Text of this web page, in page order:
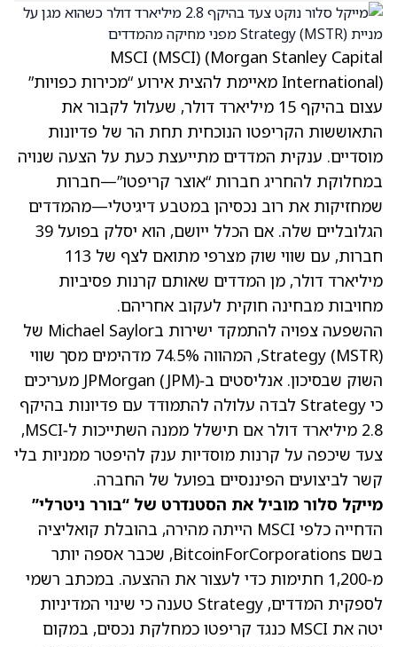
MSCI (MSCI) (Morgan Stanley Capital
International) מאיימת להצית אירוע “מכירות כפויות”
עצום בהיקף 15 מיליארד דולר, שעלול לקבור את
התאוששות הקריפטו הנוכחית תחת הר של פדיונות
מוסדיים. ענקית המדדים מתייעצת כעת על הצעה שנויה
במחלוקת להחריג חברות “אוצר קריפטו”—חברות
שמחזיקות את רוב נכסיהן במטבע דיגיטלי—מהמדדים
הגלובליים שלה. אם הכלל ייושם, הוא יסלק בפועל 39
חברות, עם שווי שוק מצרפי מתואם לצף של 113
מיליארד דולר, מן המדדים שאותם קרנות פסיביות
מחויבות מבחינה חוקית לעקוב אחריהם.
ההשפעה צפויה להתמקד ישירות בMichael Saylor של
Strategy (MSTR)
, המהווה 74.5% מדהימים מסך שווי
השוק שבסיכון. אנליסטים ב‑JPMorgan(JPM)
מעריכים
כי Strategy לבדה עלולה להתמודד עם פדיונות בהיקף
2.8 מיליארד דולר אם תישלל ממנה השתייכות ל‑MSCI,
צעד שיכפה על קרנות מוסדיות ענק להיפטר ממניות בלי
קשר לביצועים הפיננסיים בפועל של החברה.
מייקל סלור מוביל את הסטנדרט של “בורר ניטרלי”
הדחייה כלפי MSCI הייתה מהירה, בהובלת קואליציה
בשם BitcoinForCorporations, שכבר אספה יותר
מ‑1,200 חתימות כדי לעצור את ההצעה. במכתב רשמי
לספקית המדדים, Strategy טענה כי שינוי המדיניות
יטה את MSCI כנגד קריפטו כמחלקת נכסים, במקום